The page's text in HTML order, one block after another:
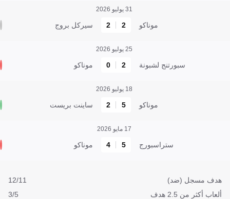
31 يوليو 2026
موناكو 2
2 سيركل بروج
25 يوليو 2026
سبورتنج لشبونة 2
0 موناكو
18 يوليو 2026
موناكو 5
2 ساينت بريست
17 مايو 2026
ستراسبورج 5
4 موناكو
هدف مسجل (ضد)
12/11
ألعاب أكثر من 2.5 هدف
3/5